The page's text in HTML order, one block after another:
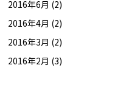
2016年6月 (2)
2016年4月 (2)
2016年3月 (2)
2016年2月 (3)